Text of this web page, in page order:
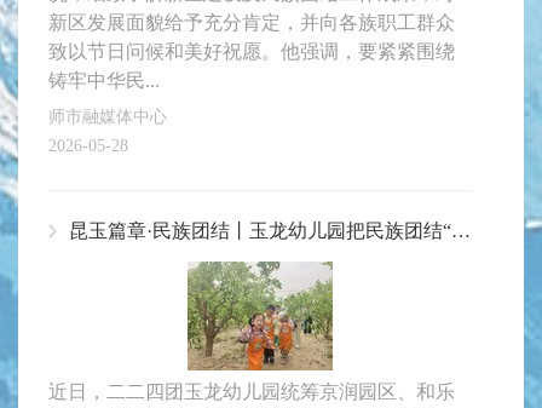
新区发展面貌给予充分肯定，并向各族职工群众
致以节日问候和美好祝愿。他强调，要紧紧围绕
铸牢中华民...
师市融媒体中心
2026-05-28
昆玉篇章·民族团结丨玉龙幼儿园把民族团结“种”进童心
近日，二二四团玉龙幼儿园统筹京润园区、和乐